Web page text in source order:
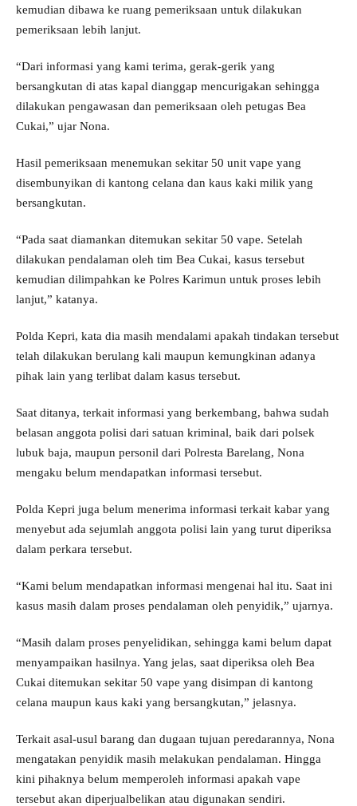
kemudian dibawa ke ruang pemeriksaan untuk dilakukan
pemeriksaan lebih lanjut.
“Dari informasi yang kami terima, gerak-gerik yang
bersangkutan di atas kapal dianggap mencurigakan sehingga
dilakukan pengawasan dan pemeriksaan oleh petugas Bea
Cukai,” ujar Nona.
Hasil pemeriksaan menemukan sekitar 50 unit vape yang
disembunyikan di kantong celana dan kaus kaki milik yang
bersangkutan.
“Pada saat diamankan ditemukan sekitar 50 vape. Setelah
dilakukan pendalaman oleh tim Bea Cukai, kasus tersebut
kemudian dilimpahkan ke Polres Karimun untuk proses lebih
lanjut,” katanya.
Polda Kepri, kata dia masih mendalami apakah tindakan tersebut
telah dilakukan berulang kali maupun kemungkinan adanya
pihak lain yang terlibat dalam kasus tersebut.
Saat ditanya, terkait informasi yang berkembang, bahwa sudah
belasan anggota polisi dari satuan kriminal, baik dari polsek
lubuk baja, maupun personil dari Polresta Barelang, Nona
mengaku belum mendapatkan informasi tersebut.
Polda Kepri juga belum menerima informasi terkait kabar yang
menyebut ada sejumlah anggota polisi lain yang turut diperiksa
dalam perkara tersebut.
“Kami belum mendapatkan informasi mengenai hal itu. Saat ini
kasus masih dalam proses pendalaman oleh penyidik,” ujarnya.
“Masih dalam proses penyelidikan, sehingga kami belum dapat
menyampaikan hasilnya. Yang jelas, saat diperiksa oleh Bea
Cukai ditemukan sekitar 50 vape yang disimpan di kantong
celana maupun kaus kaki yang bersangkutan,” jelasnya.
Terkait asal-usul barang dan dugaan tujuan peredarannya, Nona
mengatakan penyidik masih melakukan pendalaman. Hingga
kini pihaknya belum memperoleh informasi apakah vape
tersebut akan diperjualbelikan atau digunakan sendiri.